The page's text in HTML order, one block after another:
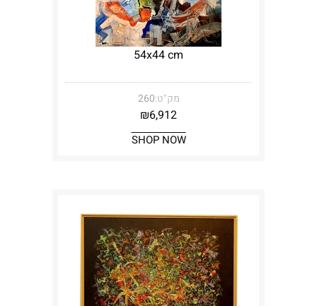
54x44 cm
מק"ט:260
₪6,912
SHOP NOW